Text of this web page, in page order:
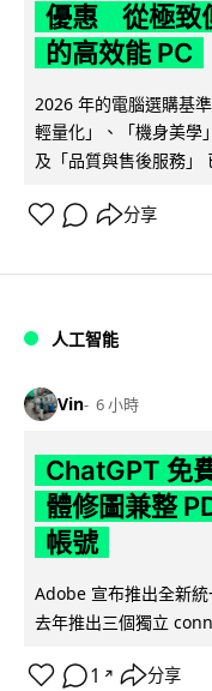
優惠 從極致
的高效能 PC
2026 年的電腦選購基
輕量化」、「機身美學
及「品質與售後服務」
分享
人工智能
Vin 6 小時
ChatGPT 免
體修圖兼整
帳號
Adobe 宣布推出全新
去年推出三個獨立
1 ↗ 分享